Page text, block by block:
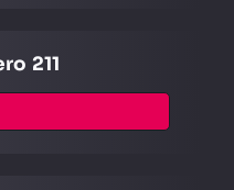
211